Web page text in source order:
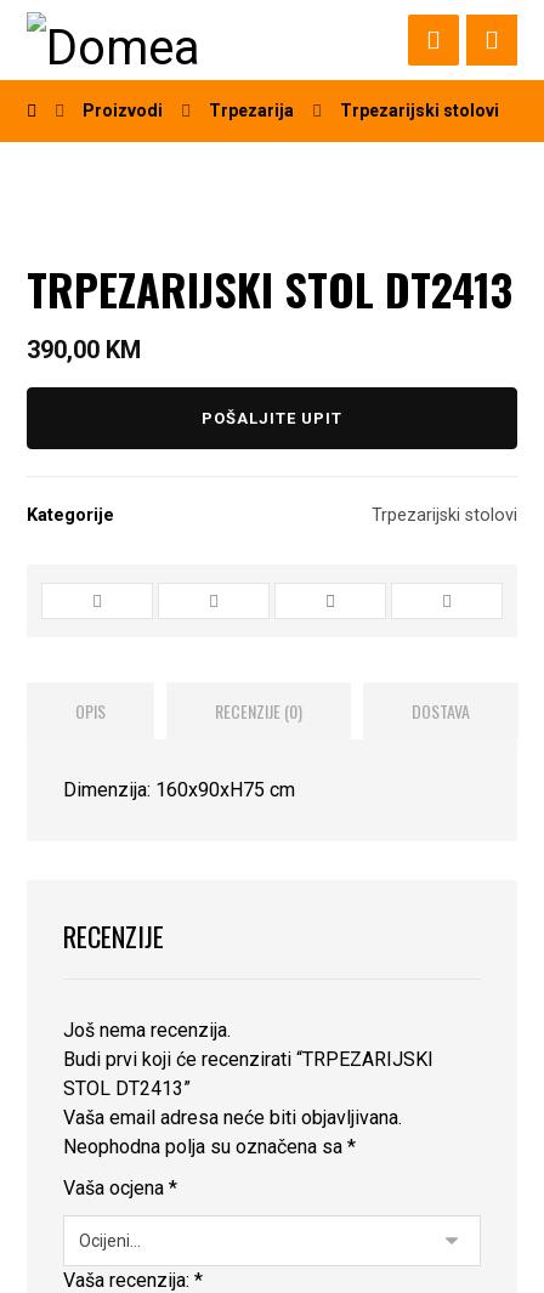
Proizvodi Trpezarija Trpezarijski stolovi
TRPEZARIJSKI STOL DT2413
390,00 KM
POŠALJITE UPIT
Kategorije Trpezarijski stolovi
OPIS RECENZIJE (0) DOSTAVA
Dimenzija: 160x90xH75 cm
RECENZIJE
Još nema recenzija.
Budi prvi koji će recenzirati “TRPEZARIJSKI
STOL DT2413”
Vaša email adresa neće biti objavljivana.
Neophodna polja su označena sa*
Vaša ocjena*
Vaša recenzija:*